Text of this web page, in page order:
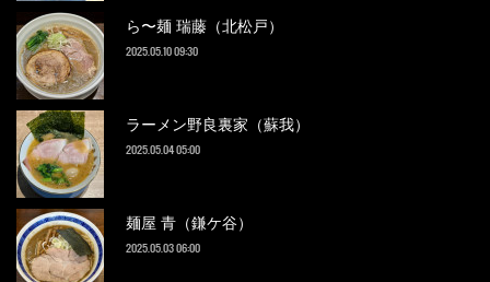
ら〜麺 瑞藤（北松戸）
2025.05.10 09:30
ラーメン野良裏家（蘇我）
2025.05.04 05:00
麺屋 青（鎌ケ谷）
2025.05.03 06:00